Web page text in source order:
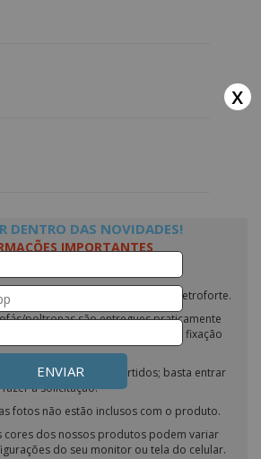
IMPORTANTES
não é de responsabilidade da Eletroforte.
poltronas são entregues praticamente
apenas o encaixe do encosto e a fixação
chaise podem ser invertidos; basta entrar
a solicitação.
fotos não estão inclusos com o produto.
cores dos nossos produtos podem variar
do seu monitor ou tela do celular.
x
DENTRO DAS NOVIDADES!
ENVIAR